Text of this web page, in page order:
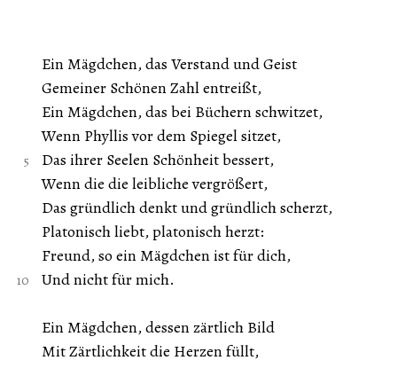
Ein Mägdchen, das Verstand und Geist
Gemeiner Schönen Zahl entreißt,
Ein Mägdchen, das bei Büchern schwitzet,
Wenn Phyllis vor dem Spiegel sitzet,
Das ihrer Seelen Schönheit bessert,
Wenn die die leibliche vergrößert,
Das gründlich denkt und gründlich scherzt,
Platonisch liebt, platonisch herzt:
Freund, so ein Mägdchen ist für dich,
Und nicht für mich.
Ein Mägdchen, dessen zärtlich Bild
Mit Zärtlichkeit die Herzen füllt,